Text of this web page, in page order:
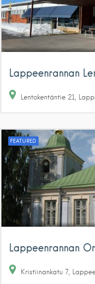
Lappeenrannan
Lentokentäntie 21
FEATURED
Lappeenrannan
Kristiinankatu 7